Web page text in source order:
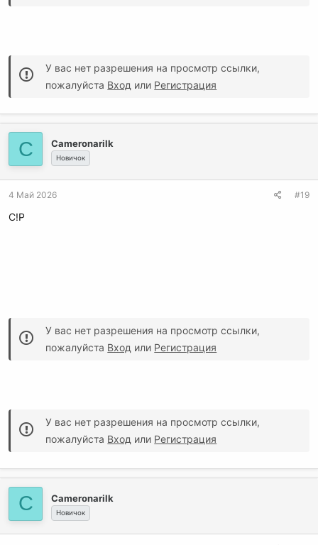
У вас нет разрешения на просмотр ссылки,
пожалуйста Вход или Регистрация
C Cameronarilk
Новичок
4 Май 2026 #19
C!P
У вас нет разрешения на просмотр ссылки,
пожалуйста Вход или Регистрация
У вас нет разрешения на просмотр ссылки,
пожалуйста Вход или Регистрация
C Cameronarilk
Новичок